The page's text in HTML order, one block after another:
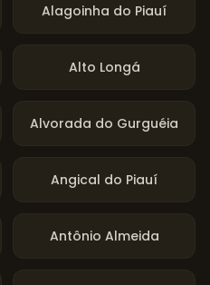
Alagoinha do Piauí
Alto Longá
Alvorada do Gurguéia
Angical do Piauí
Antônio Almeida